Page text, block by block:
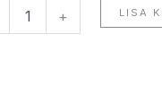
+ LISA